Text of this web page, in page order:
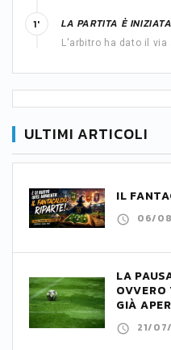
LA PARTITA È
L'arbitro ha dato il via
1'
ULTIMI ARTICOLI
IL
06/
LA
OVVERO
GIÀ
21/